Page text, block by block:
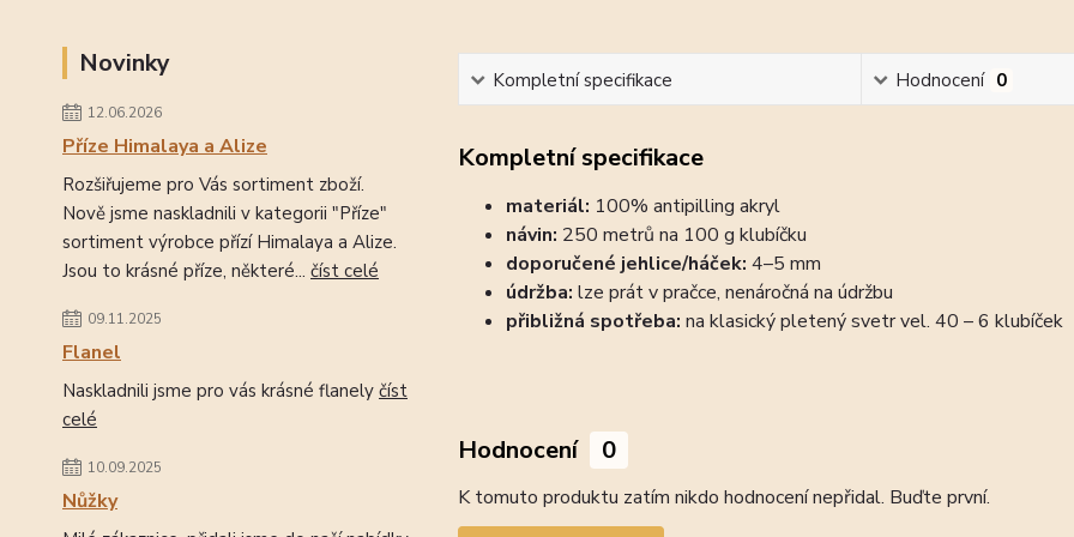
Novinky
12.06.2026
Příze Himalaya a Alize
Rozšiřujeme pro Vás sortiment zboží.
Nově jsme naskladnili v kategorii "Příze"
sortiment výrobce přízí Himalaya a Alize.
Jsou to krásné příze, některé... číst celé
09.11.2025
Flanel
Naskladnili jsme pro vás krásné flanely číst
celé
10.09.2025
Nůžky
Kompletní specifikace Hodnocení 0
Kompletní specifikace
materiál: 100% antipilling akryl
návin: 250 metrů na 100 g klubíčku
doporučené jehlice/háček: 4–5 mm
údržba: lze prát v pračce, nenáročná na údržbu
přibližná spotřeba: na klasický pletený svetr vel. 40 – 6 klubíček
Hodnocení 0
K tomuto produktu zatím nikdo hodnocení nepřidal. Buďte první.